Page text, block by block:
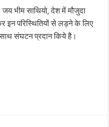
भीम साथियो, देश में मौजुदा
इन परिस्थितियों से लड़ने के लिए
साथ संघटन प्रदान किये है।